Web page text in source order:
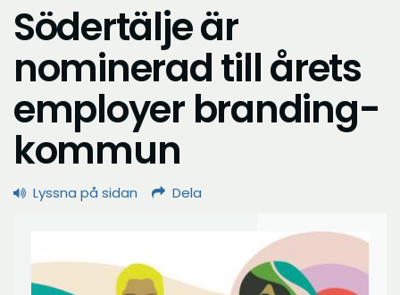
Södertälje är
nominerad till årets
employer branding-
kommun
Lyssna på sidan Dela